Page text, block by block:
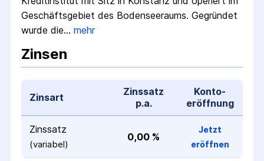
Geschäfts­gebiet des Bodensee­raums. Gegründet
wurde die… mehr
Zinsen
Zinsart
Zinssatz
p.a.
Konto­
eröffnung
Zinssatz
(variabel)
0,00 %
Jetzt
eröffnen